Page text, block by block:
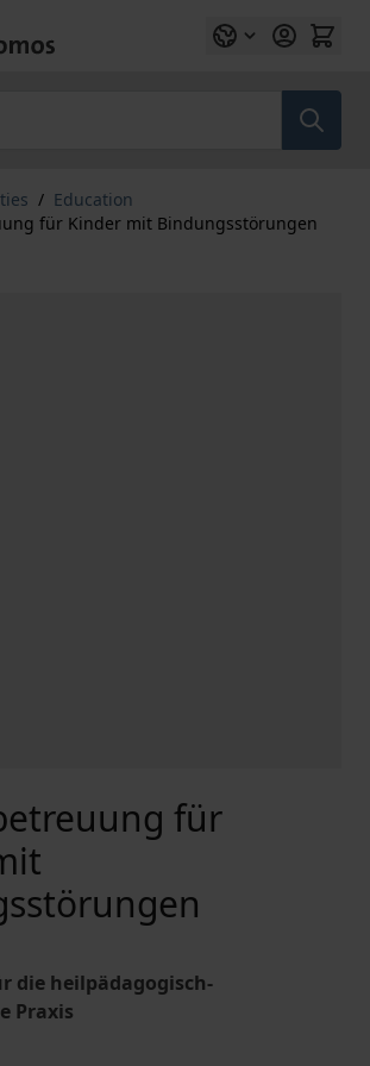
/ Education
für Kinder mit Bindungsstörungen
für
die heilpädagogisch-
Praxis